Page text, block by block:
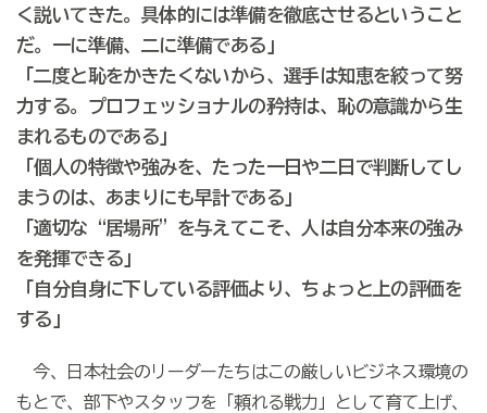
く説いてきた。具体的には準備を徹底させるということ
だ。一に準備、二に準備である」
「二度と恥をかきたくないから、選手は知恵を絞って努
力する。プロフェッショナルの矜持は、恥の意識から生
まれるものである」
「個人の特徴や強みを、たった一日や二日で判断してし
まうのは、あまりにも早計である」
「適切な“居場所”を与えてこそ、人は自分本来の強み
を発揮できる」
「自分自身に下している評価より、ちょっと上の評価を
する」
今、日本社会のリーダーたちはこの厳しいビジネス環境の
もとで、部下やスタッフを「頼れる戦力」として育て上げ、